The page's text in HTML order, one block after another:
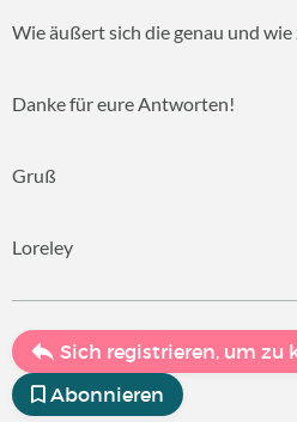
Wie äußert sich die genau und wie
Danke für eure Antworten!
Gruß
Loreley
Sich registrieren, um zu
Abonnieren